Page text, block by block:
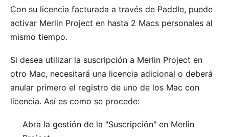
Con su licencia facturada a través de Paddle, puede
activar Merlin Project en hasta 2 Macs personales al
mismo tiempo.
Si desea utilizar la suscripción a Merlin Project en
otro Mac, necesitará una licencia adicional o deberá
anular primero el registro de uno de los Mac con
licencia. Así es como se procede:
Abra la gestión de la "Suscripción" en Merlin